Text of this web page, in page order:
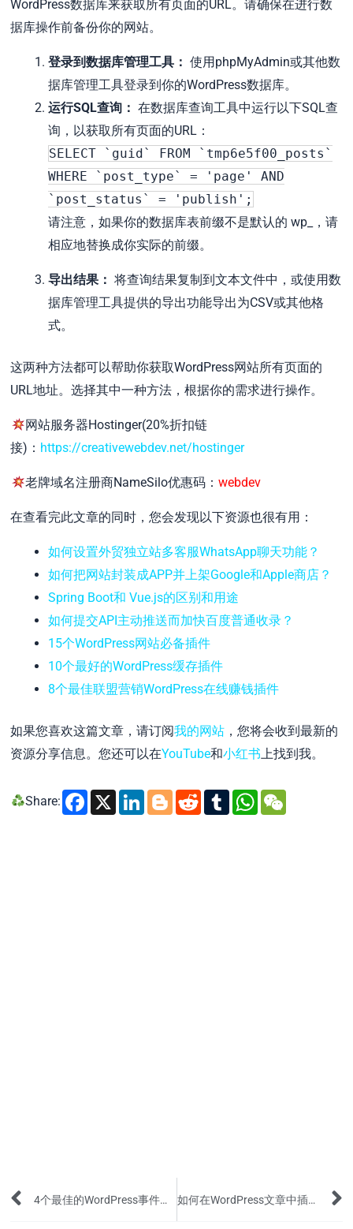
WordPress数据库来获取所有页面的URL。请确保在进行数
据库操作前备份你的网站。
登录到数据库管理工具： 使用phpMyAdmin或其他数
据库管理工具登录到你的WordPress数据库。
运行SQL查询： 在数据库查询工具中运行以下SQL查
询，以获取所有页面的URL：
SELECT `guid` FROM
`tmp6e5f00_posts`
WHERE `post_type`= 'page'
AND
`post_status`= 'publish' ;
请注意，如果你的数据库表前缀不是默认的 wp_，请
相应地替换成你实际的前缀。
导出结果： 将查询结果复制到文本文件中，或使用数
据库管理工具提供的导出功能导出为CSV或其他格
式。
这两种方法都可以帮助你获取WordPress网站所有页面的
URL地址。选择其中一种方法，根据你的需求进行操作。
网站服务器Hostinger(20%折扣链
接)： https://creativewebdev.net/hostinger
老牌域名注册商NameSilo优惠码： webdev
在查看完此文章的同时，您会发现以下资源也很有用：
如何设置外贸独立站多客服WhatsApp聊天功能？
如何把网站封装成APP并上架Google和Apple商店？
Spring Boot和 Vue.js的区别和用途
如何提交API主动推送而加快百度普通收录？
15个WordPress网站必备插件
10个最好的WordPress缓存插件
8个最佳联盟营销WordPress在线赚钱插件
如果您喜欢这篇文章，请订阅我的网站 ，您将会收到最新的
资源分享信息。您还可以在YouTube和小红书上找到我。
Share: Facebook
X LinkedIn
Blogger
Reddit
Tumblr
Prev 4个最佳的WordPress事件日历插件 如何在WordPress文章中插入代码片段？